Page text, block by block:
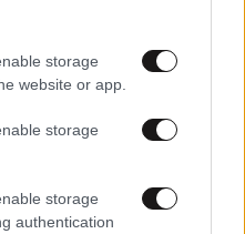
storage
website or app.
storage
storage
authentication